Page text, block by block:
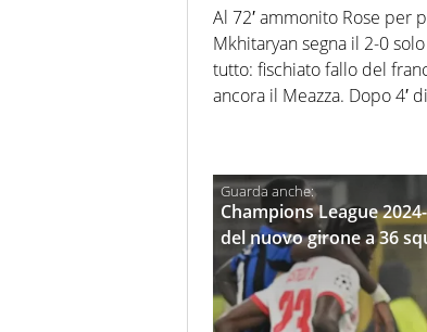
Al 72′ ammonito Rose per
Mkhitaryan segna il 2-0
tutto: fischiato fallo del
ancora il Meazza. Dopo 4′
Champions League
del nuovo girone a 36